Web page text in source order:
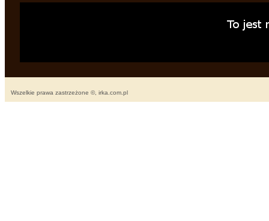
Wszelkie prawa zastrzeżone ©, irka.com.pl